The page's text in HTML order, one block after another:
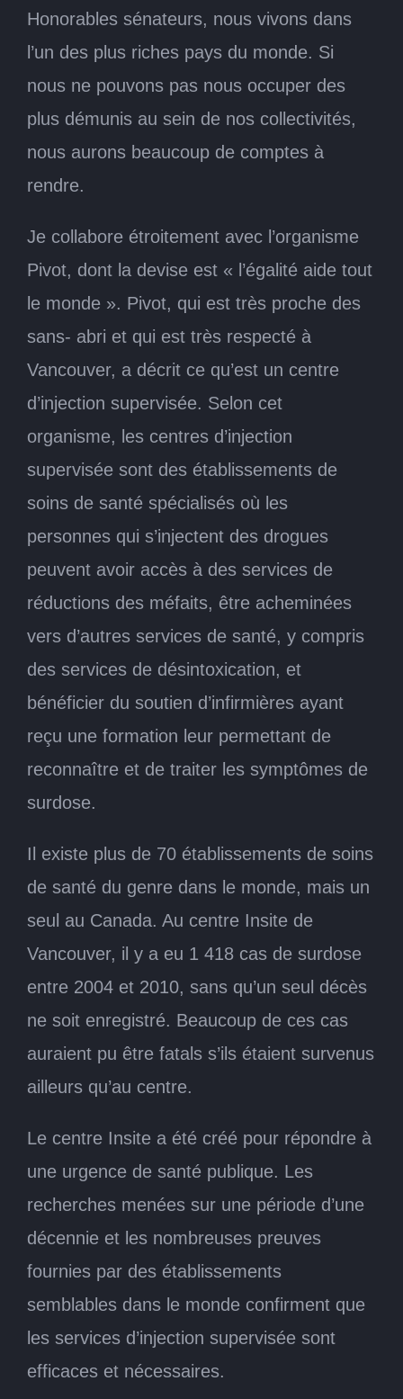
Honorables sénateurs, nous vivons dans
l’un des plus riches pays du monde. Si
nous ne pouvons pas nous occuper des
plus démunis au sein de nos collectivités,
nous aurons beaucoup de comptes à
rendre.
Je collabore étroitement avec l’organisme
Pivot, dont la devise est « l’égalité aide tout
le monde ». Pivot, qui est très proche des
sans- abri et qui est très respecté à
Vancouver, a décrit ce qu’est un centre
d’injection supervisée. Selon cet
organisme, les centres d’injection
supervisée sont des établissements de
soins de santé spécialisés où les
personnes qui s’injectent des drogues
peuvent avoir accès à des services de
réductions des méfaits, être acheminées
vers d’autres services de santé, y compris
des services de désintoxication, et
bénéficier du soutien d’infirmières ayant
reçu une formation leur permettant de
reconnaître et de traiter les symptômes de
surdose.
Il existe plus de 70 établissements de soins
de santé du genre dans le monde, mais un
seul au Canada. Au centre Insite de
Vancouver, il y a eu 1 418 cas de surdose
entre 2004 et 2010, sans qu’un seul décès
ne soit enregistré. Beaucoup de ces cas
auraient pu être fatals s’ils étaient survenus
ailleurs qu’au centre.
Le centre Insite a été créé pour répondre à
une urgence de santé publique. Les
recherches menées sur une période d’une
décennie et les nombreuses preuves
fournies par des établissements
semblables dans le monde confirment que
les services d’injection supervisée sont
efficaces et nécessaires.